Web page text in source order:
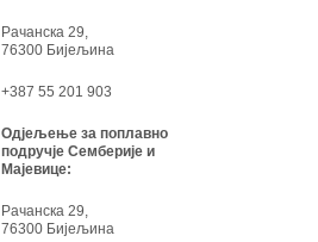
Рачанска 29,
76300 Бијељина
+387 55 201 903
Одјељење за поплавно
подручје Семберије и
Мајевице:
Рачанска 29,
76300 Бијељина